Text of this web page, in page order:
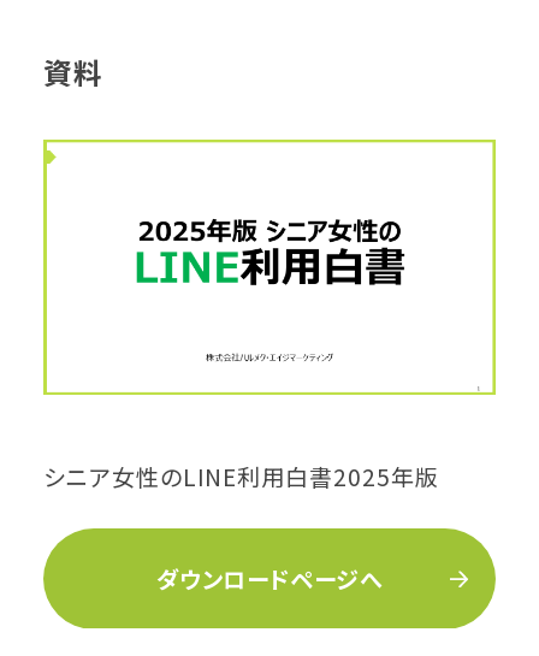
資料
シニア女性のLINE利用白書2025年版
ダウンロードページへ